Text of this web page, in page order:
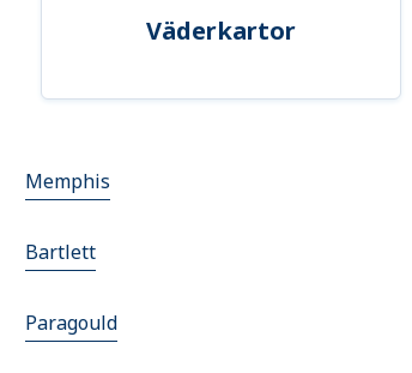
Väderkartor
Memphis
Bartlett
Paragould